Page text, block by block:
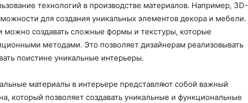
технологий в производстве материалов. Например, 3D-
для создания уникальных элементов декора и мебели.
создавать сложные формы и текстуры, которые
методами. Это позволяет дизайнерам реализовывать
поистине уникальные интерьеры.
материалы в интерьере представляют собой важный
который позволяет создавать уникальные и функциональные